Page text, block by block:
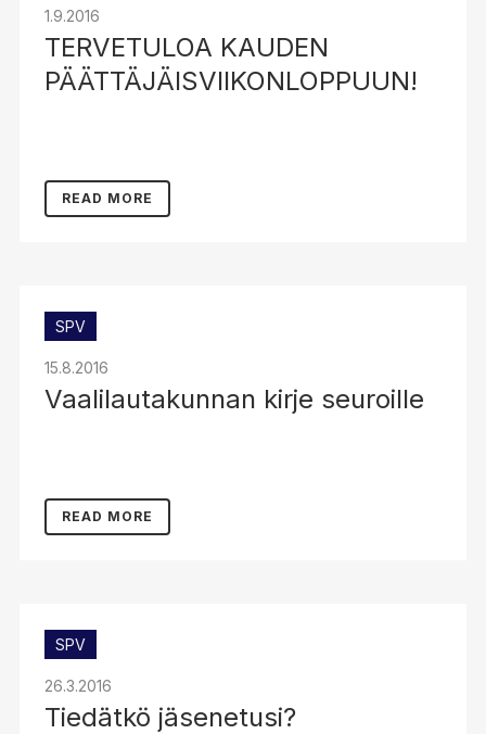
1.9.2016
TERVETULOA KAUDEN
PÄÄTTÄJÄISVIIKONLOPPUUN!
READ MORE
SPV
15.8.2016
Vaalilautakunnan kirje seuroille
READ MORE
SPV
26.3.2016
Tiedätkö jäsenetusi?